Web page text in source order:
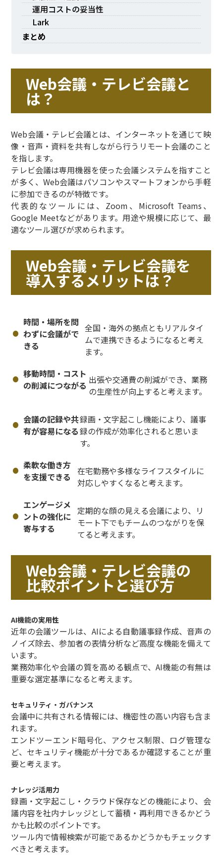
運用コストの妥当性
Lark
まとめ
Web会議・テレビ会議と
は？
Web会議・テレビ会議とは、インターネットを通じて映
像・音声・資料を共有しながら行うリモート会議のこと
を指します。
テレビ会議は専用機器を使った会議システムを指すこと
が多く、Web会議はパソコンやスマートフォンから手軽
に参加できるのが特徴です。
代表的なツールには、Zoom、Microsoft Teams、
Google Meetなどがあります。用途や規模に応じて、最
適なツール選びが求められます。
Web会議・テレビ会議を
導入するメリットは？
時間・場所を問
わずに会議がで
きる
全国・海外の拠点ともリアルタイ
ムで連携できるようになると考え
ます。
移動時間・コスト
の削減につながる 出張や交通費の削減ができ、業務
の生産性が向上すると考えます。
会議の記録や共
有が容易になる
録画・文字起こし機能により、議事
録の作成が効率化されると思いま
す。
柔軟な働き方
を支援できる
在宅勤務や多様なライフスタイルに
対応しやすくなると考えます。
エンゲージメ
ントの強化に
寄与する
定期的な顔の見える会議により、リ
モート下でもチームのつながりを保
てると考えます。
Web会議・テレビ会議の
比較ポイントと選び方
AI機能の実用性
近年の会議ツールは、AIによる自動議事録作成、音声の
ノイズ除去、参加者の表情分析など高度な機能を備えて
います。
業務効率化や会議の質を高める観点で、AI機能の有無は
重要な選定基準になると考えます。
セキュリティ・ガバナンス
会議中に共有される情報には、機密性の高い内容も含ま
れます。
エンドツーエンド暗号化、アクセス制限、ログ管理な
ど、セキュリティ機能が十分であるか確認することが重
要と考えます。
ナレッジ活用力
録画・文字起こし・クラウド保存などの機能により、会
議内容を社内ナレッジとして蓄積・再利用できるかどう
かも比較のポイントです。
ツール内で情報検索が可能であるかどうかもチェックす
べきと考えます。